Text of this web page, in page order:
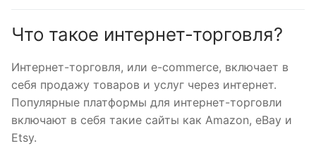
Что такое интернет-торговля?
Интернет-торговля, или e-commerce, включает в
себя продажу товаров и услуг через интернет.
Популярные платформы для интернет-торговли
включают в себя такие сайты как Amazon, eBay и
Etsy.